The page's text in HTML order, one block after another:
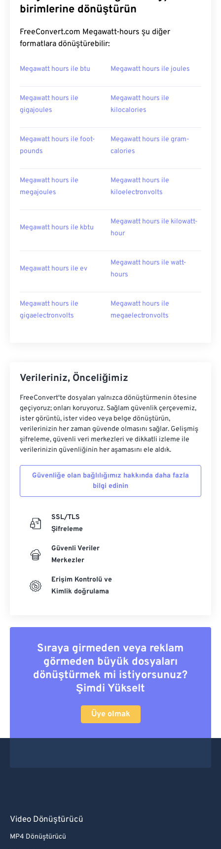
birimlerine dönüştürün
FreeConvert.com Megawatt-hours şu diğer
formatlara dönüştürebilir:
Megawatt hours ile btu Megawatt hours ile joules
Megawatt hours ile
gigajoules
Megawatt hours ile
kilocalories
Megawatt hours ile foot-
pounds
Megawatt hours ile gram-
calories
Megawatt hours ile
megajoules
Megawatt hours ile
kiloelectronvolts
Megawatt hours ile kbtu
Megawatt hours ile kilowatt-
hour
Megawatt hours ile ev
Megawatt hours ile watt-
hours
Megawatt hours ile
gigaelectronvolts
Megawatt hours ile
megaelectronvolts
Verileriniz, Önceliğimiz
FreeConvert'te dosyaları yalnızca dönüştürmenin ötesine
geçiyoruz; onları koruyoruz. Sağlam güvenlik çerçevemiz,
ister görüntü, ister video veya belge dönüştürün,
verilerinizin her zaman güvende olmasını sağlar. Gelişmiş
şifreleme, güvenli veri merkezleri ve dikkatli izleme ile
verilerinizin güvenliğinin her aşamasını ele aldık.
Güvenliğe olan bağlılığımız hakkında daha fazla
bilgi edinin
SSL/TLS
Şifreleme
Güvenli Veriler
Merkezler
Erişim Kontrolü ve
Kimlik doğrulama
Sıraya girmeden veya reklam
görmeden büyük dosyaları
dönüştürmek mi istiyorsunuz?
Şimdi Yükselt
Üye olmak
Video Dönüştürücü
MP4 Dönüştürücü